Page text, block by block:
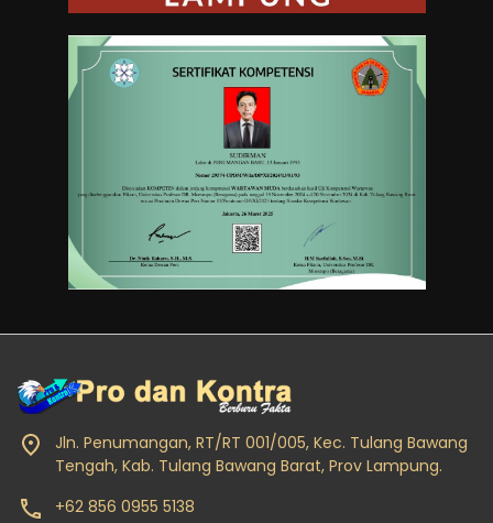
Jln. Penumangan, RT/RT 001/005, Kec. Tulang Bawang
Tengah, Kab. Tulang Bawang Barat, Prov Lampung.
+62 856 0955 5138